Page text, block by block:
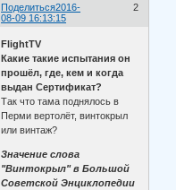
Поделиться 2
2016-
08-09 16:13:15
FlightTV
Какие такие испытания он
прошёл, где, кем и когда
выдан Сертификат?
Так что тама поднялось в
Перми вертолёт, винтокрыл
или винтаж?
Значение слова
"Винтокрыл" в Большой
Советской Энциклопедии